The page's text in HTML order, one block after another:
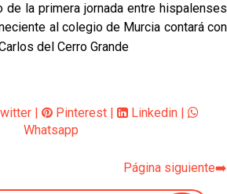
traspaso de Sow
de la primera jornada entre hispalenses
al colegio de Murcia contará con
del Cerro Grande
Pinterest Linkedin
Whatsapp
Página siguiente➡️